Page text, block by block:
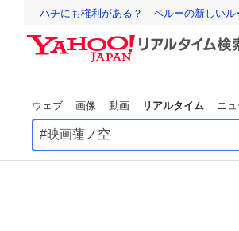
ハチにも権利がある？ ペルーの新しいル
ウェブ 画像 動画 リアルタイム ニ